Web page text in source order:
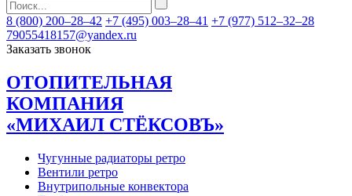
8 (800) 200–28–42 +7 (495) 003–28–41 +7 (977) 512–32–28
79055418157@yandex.ru
Заказать звонок
ОТОПИТЕЛЬНАЯ
КОМПАНИЯ
«МИХАИЛ СТЁКСОВЪ»
Чугунные радиаторы ретро
Вентили ретро
Внутрипольные конвектора